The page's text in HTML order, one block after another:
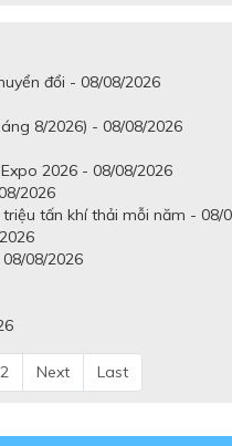
đổi - 08/08/2026
8/2026) - 08/08/2026
2026 - 08/08/2026
2026
tấn khí thải mỗi năm - 08/
08/2026
Next Last